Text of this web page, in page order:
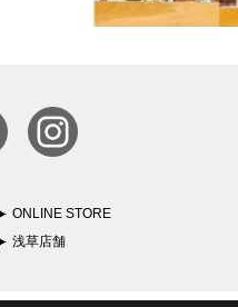
ONLINE STORE
浅草店舗